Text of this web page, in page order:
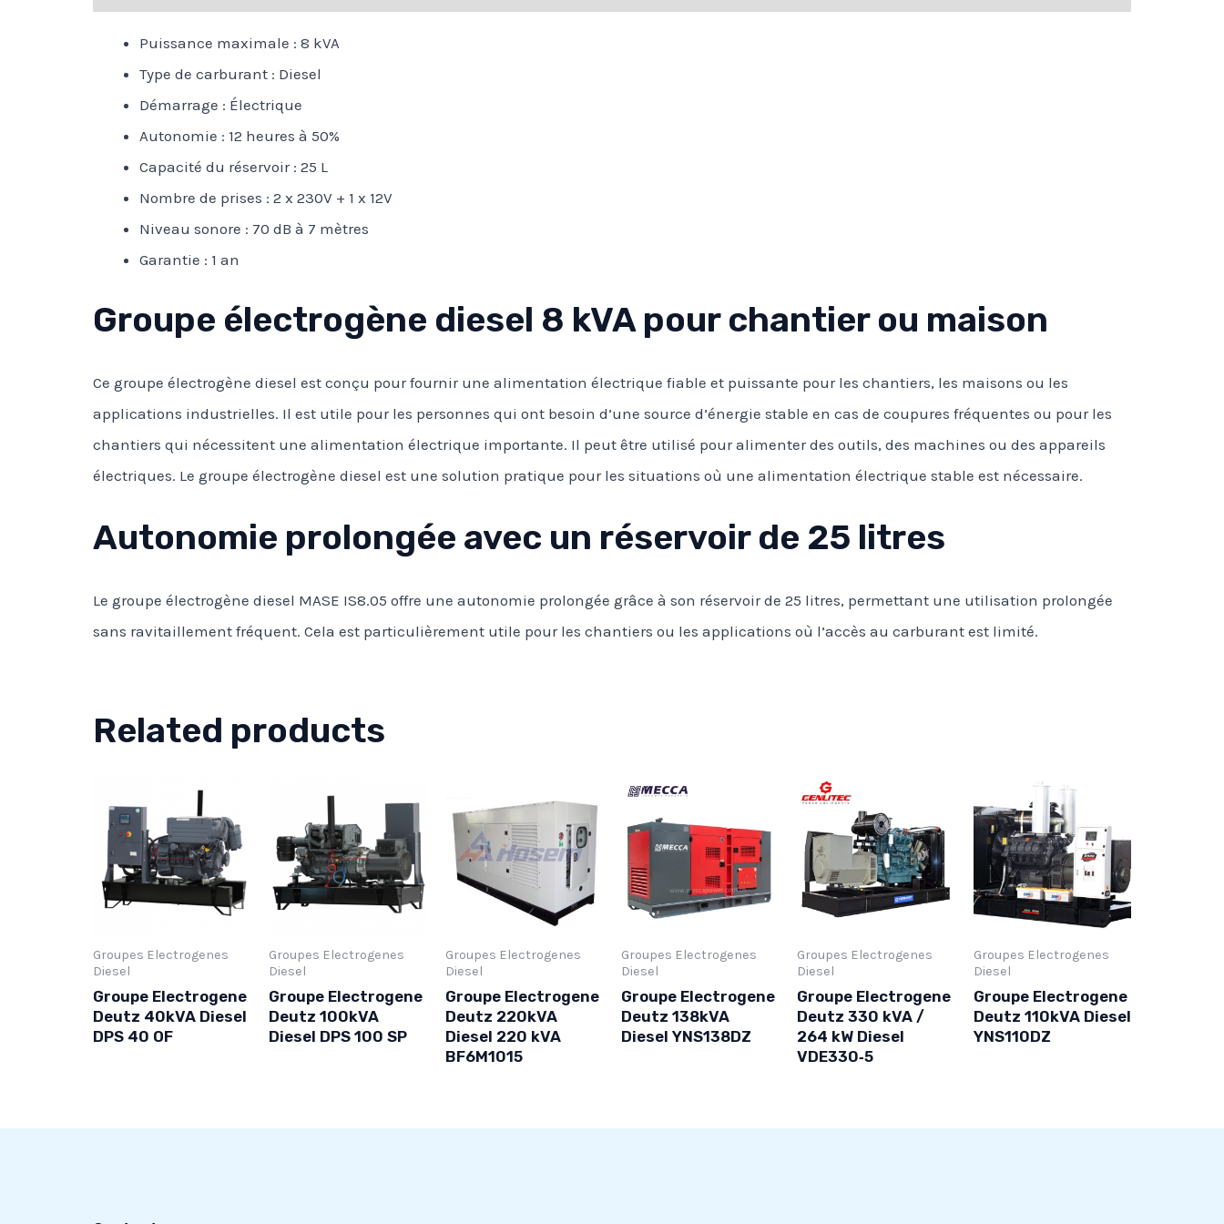
Puissance maximale : 8 kVA
Type de carburant : Diesel
Démarrage : Électrique
Autonomie : 12 heures à 50%
Capacité du réservoir : 25 L
Nombre de prises : 2 x 230V + 1 x 12V
Niveau sonore : 70 dB à 7 mètres
Garantie : 1 an
Groupe électrogène diesel 8 kVA pour chantier ou maison
Ce groupe électrogène diesel est conçu pour fournir une alimentation électrique fiable et puissante pour les chantiers, les maisons ou les
applications industrielles. Il est utile pour les personnes qui ont besoin d’une source d’énergie stable en cas de coupures fréquentes ou pour les
chantiers qui nécessitent une alimentation électrique importante. Il peut être utilisé pour alimenter des outils, des machines ou des appareils
électriques. Le groupe électrogène diesel est une solution pratique pour les situations où une alimentation électrique stable est nécessaire.
Autonomie prolongée avec un réservoir de 25 litres
Le groupe électrogène diesel MASE IS8.05 offre une autonomie prolongée grâce à son réservoir de 25 litres, permettant une utilisation prolongée
sans ravitaillement fréquent. Cela est particulièrement utile pour les chantiers ou les applications où l’accès au carburant est limité.
Related products
Groupes Electrogenes
Diesel
Groupe Electrogene
Deutz 40kVA Diesel
DPS 40 OF
Groupes Electrogenes
Diesel
Groupe Electrogene
Deutz 100kVA
Diesel DPS 100 SP
Groupes Electrogenes
Diesel
Groupe Electrogene
Deutz 220kVA
Diesel 220 kVA
BF6M1015
Groupes Electrogenes
Diesel
Groupe Electrogene
Deutz 138kVA
Diesel YNS138DZ
Groupes Electrogenes
Diesel
Groupe Electrogene
Deutz 330 kVA /
264 kW Diesel
VDE330‑5
Groupes Electrogenes
Diesel
Groupe Electrogene
Deutz 110kVA Diesel
YNS110DZ